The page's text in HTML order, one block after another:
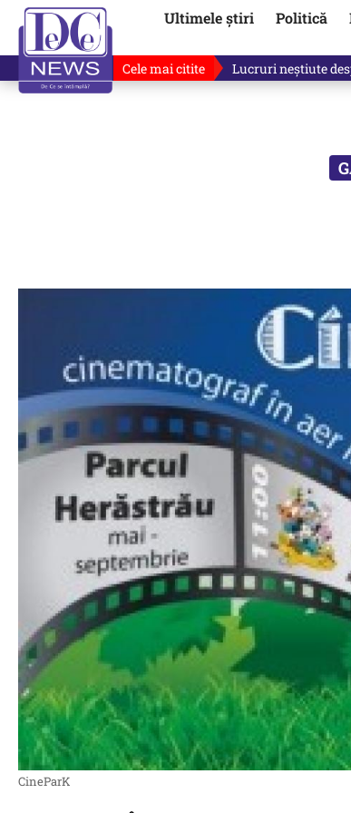
Ultimele știri Politică
Cele mai citite Ilie Bolojan, gafă în
CineParK